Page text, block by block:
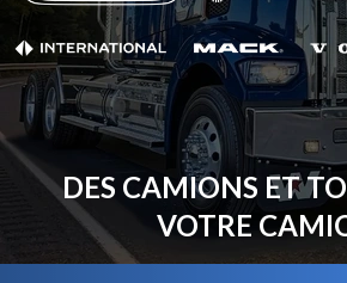
DES CAMIONS ET
VOTRE